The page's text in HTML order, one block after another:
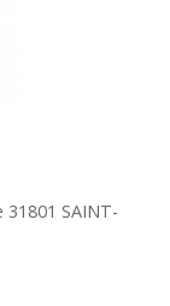
31801 SAINT-